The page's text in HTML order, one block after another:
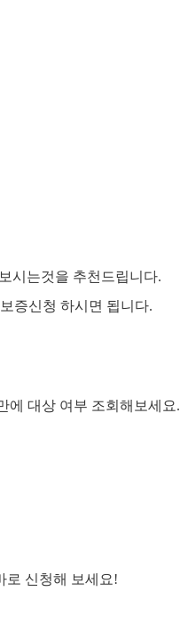
시는것을 추천드립니다.
증신청 하시면 됩니다.
에 대상 여부 조회해보세요.
로 신청해 보세요!